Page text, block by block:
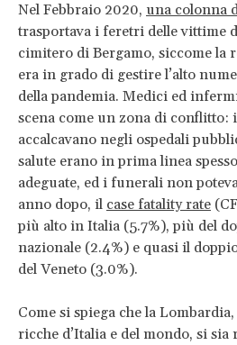
Nel Febbraio 2020, una colonna
trasportava i feretri delle vittime
cimitero di Bergamo, siccome la
era in grado di gestire l’alto
della pandemia. Medici ed
scena come un zona di conflitto:
accalcavano negli ospedali
salute erano in prima linea
adeguate, ed i funerali non
anno dopo, il case fatality rate
più alto in Italia (5.7%), più del
nazionale (2.4%) e quasi il
del Veneto (3.0%).
Come si spiega che la
ricche d’Italia e del mondo, si sia